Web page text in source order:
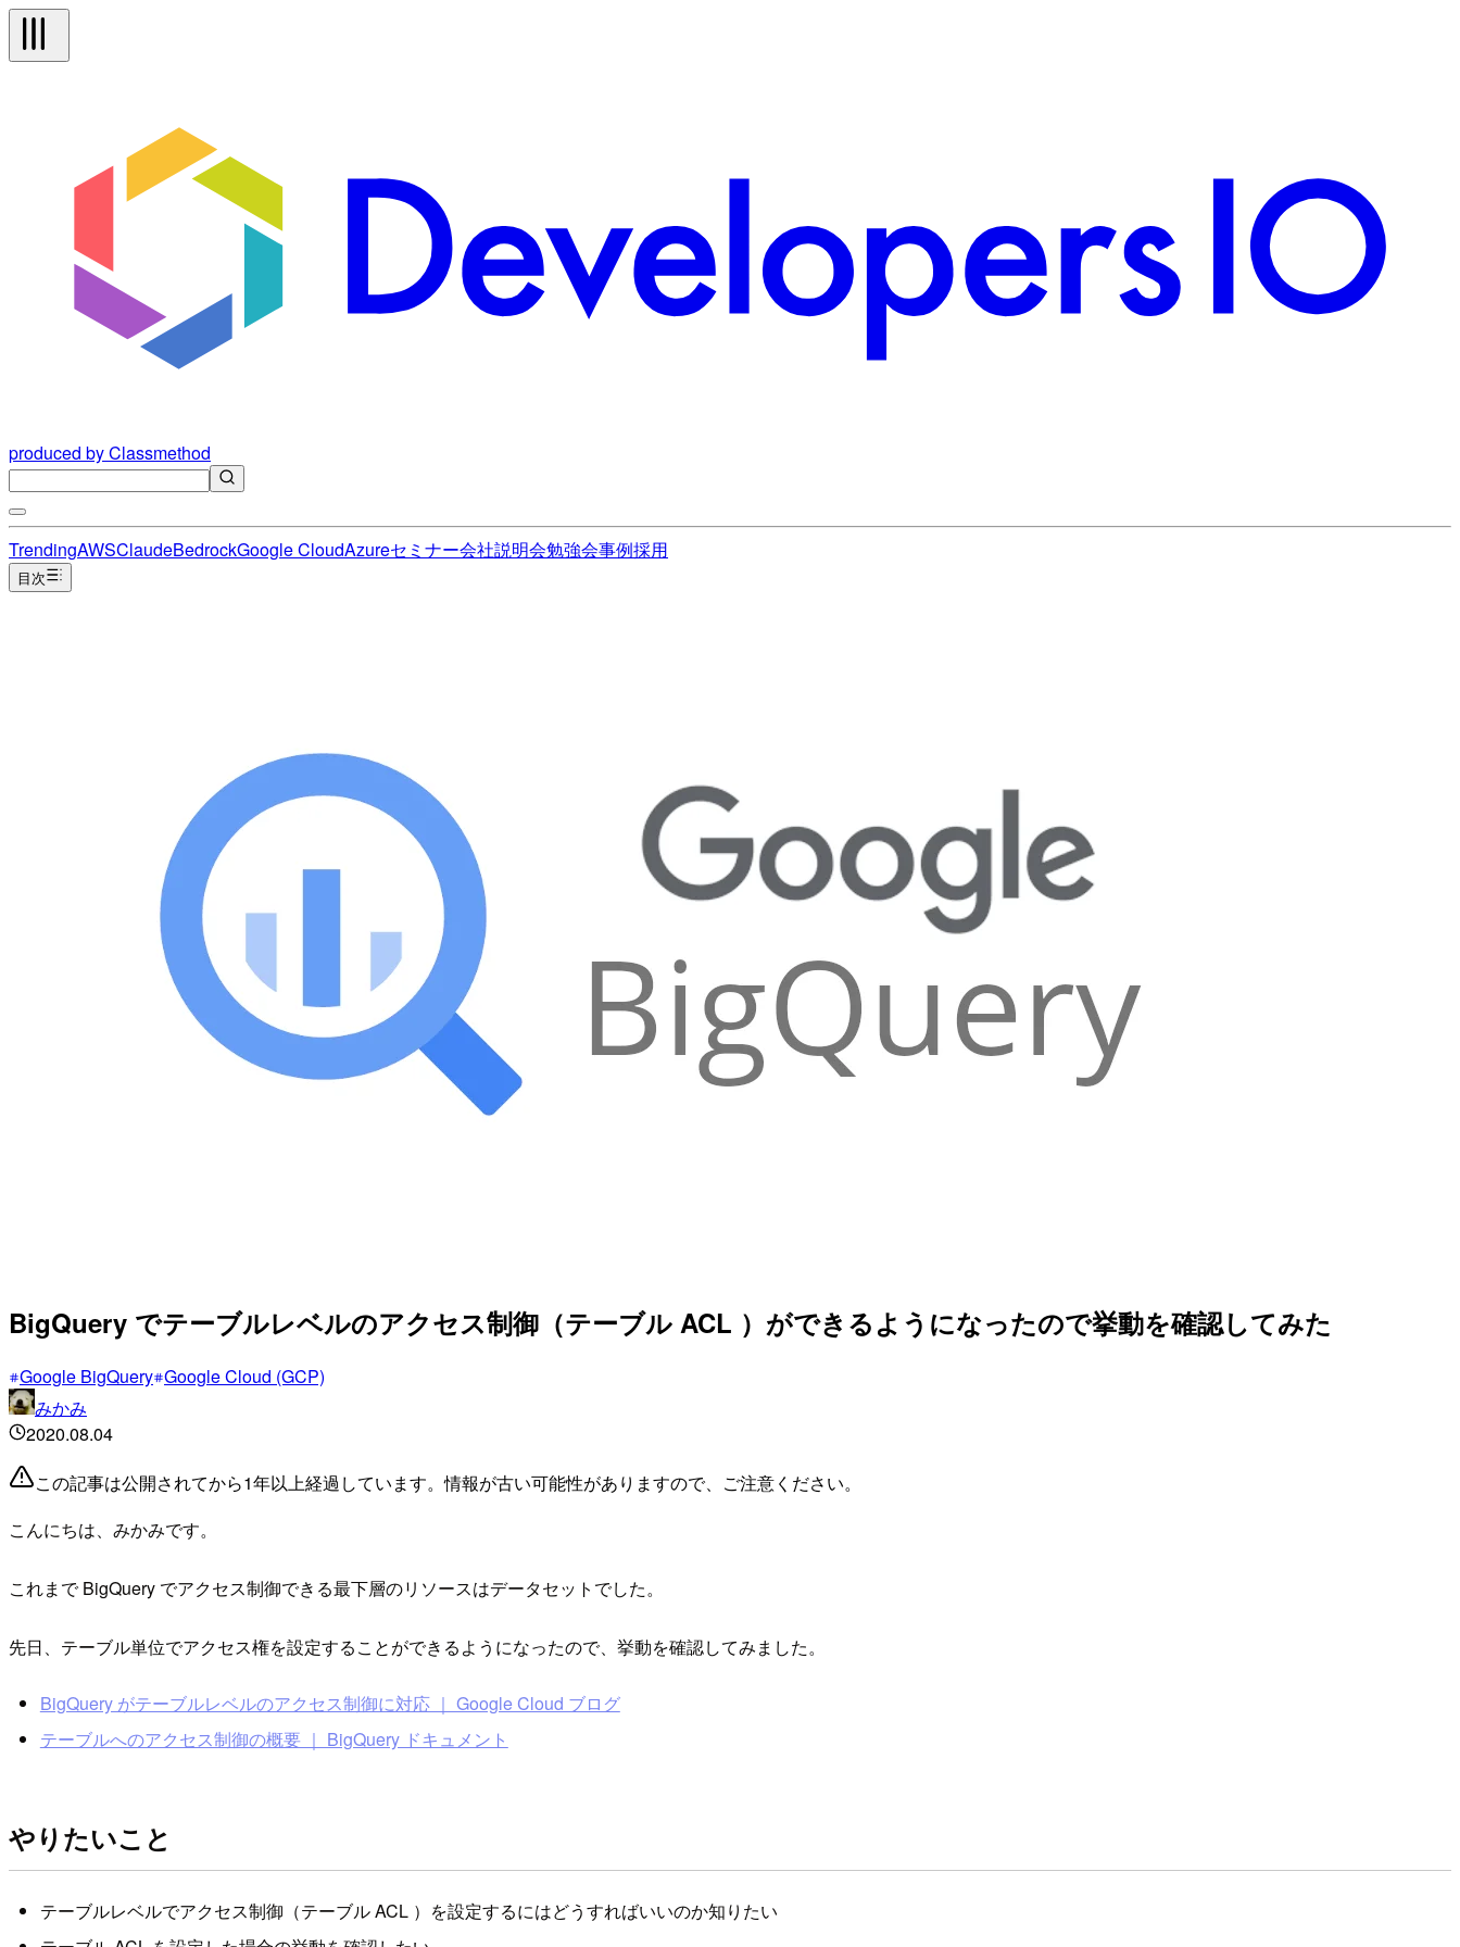
produced by Classmethod
TrendingAWSClaudeBedrockGoogle CloudAzureセミナー会社説明会勉強会事例採用
目次
BigQuery でテーブルレベルのアクセス制御（テーブル ACL ）ができるようになったので挙動を確認してみた
Google BigQuery Google Cloud (GCP)
みかみ
2020.08.04
この記事は公開されてから1年以上経過しています。情報が古い可能性がありますので、ご注意ください。
こんにちは、みかみです。
これまで BigQuery でアクセス制御できる最下層のリソースはデータセットでした。
先日、テーブル単位でアクセス権を設定することができるようになったので、挙動を確認してみました。
BigQuery がテーブルレベルのアクセス制御に対応 ｜ Google Cloud ブログ
テーブルへのアクセス制御の概要 ｜ BigQuery ドキュメント
やりたいこと
テーブルレベルでアクセス制御（テーブル ACL ）を設定するにはどうすればいいのか知りたい